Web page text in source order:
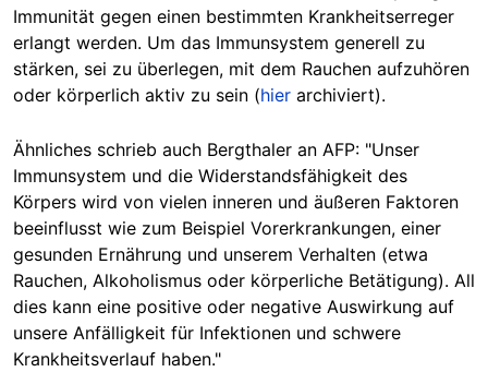
Immunität gegen einen bestimmten Krankheitserreger
erlangt werden. Um das Immunsystem generell zu
stärken, sei zu überlegen, mit dem Rauchen aufzuhören
oder körperlich aktiv zu sein (hier archiviert).
Ähnliches schrieb auch Bergthaler an AFP: "Unser
Immunsystem und die Widerstandsfähigkeit des
Körpers wird von vielen inneren und äußeren Faktoren
beeinflusst wie zum Beispiel Vorerkrankungen, einer
gesunden Ernährung und unserem Verhalten (etwa
Rauchen, Alkoholismus oder körperliche Betätigung). All
dies kann eine positive oder negative Auswirkung auf
unsere Anfälligkeit für Infektionen und schwere
Krankheitsverlauf haben."